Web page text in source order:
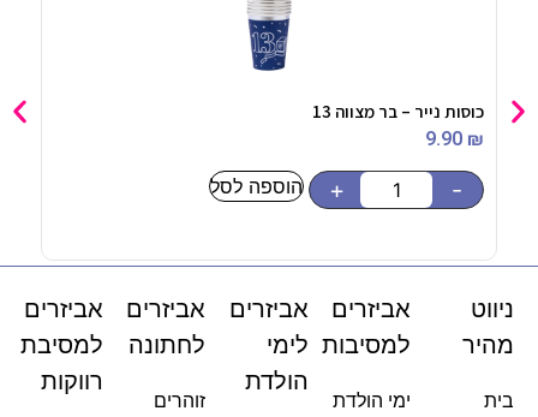
כוסות נייר – בר מצווה 13
9.90 ₪
-
+ הוספה לסל
ניווט
מהיר
בית
אביזרים
למסיבות
ימי הולדת
אביזרים
לימי
הולדת
אביזרים
לחתונה
זוהרים
אביזרים
למסיבת
רווקות